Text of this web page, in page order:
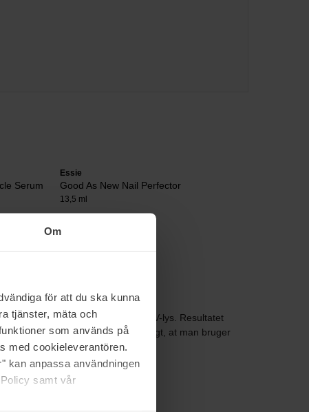
Om
för att du ska kunna
tjänster, mäta och
som används på
med cookieleverantören.
kan anpassa användningen
samt vår
Serum
Essie
Good As New Nail Perfector
13,5 ml
68 kr
hærdes med LED- eller UV-lys. Resultatet
Med gel neglelak er det vigtigt, at man bruger